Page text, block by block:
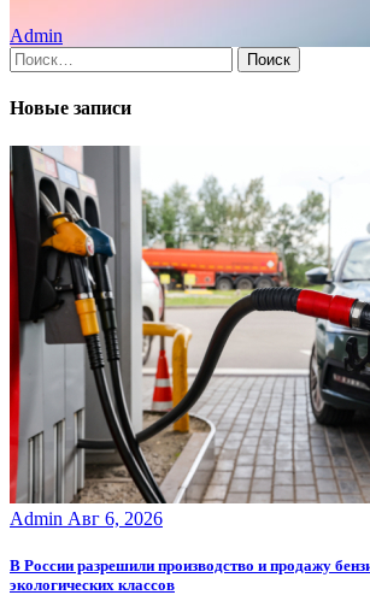
Admin
Найти:
Новые записи
Admin Авг 6, 2026
В России разрешили производство и продажу
экологических классов